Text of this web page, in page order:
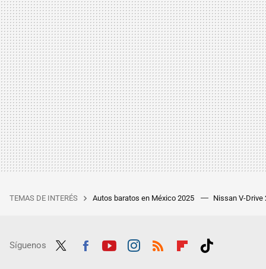
TEMAS DE INTERÉS Autos baratos en México 2025 Nissan V-Drive
Síguenos